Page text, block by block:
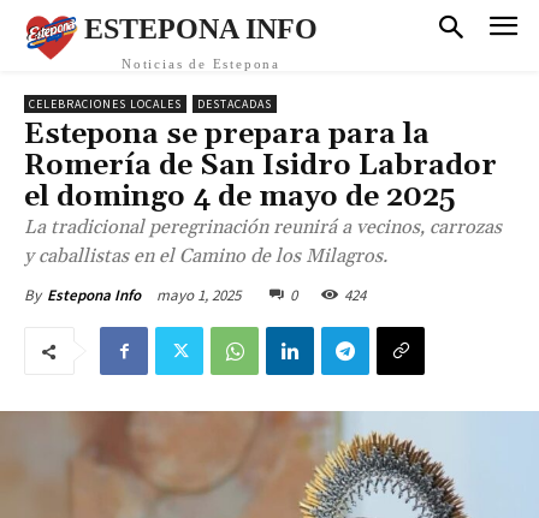
ESTEPONA INFO
Noticias de Estepona
CELEBRACIONES LOCALES DESTACADAS
Estepona se prepara para la
Romería de San Isidro Labrador
el domingo 4 de mayo de 2025
La tradicional peregrinación reunirá a vecinos, carrozas
y caballistas en el Camino de los Milagros.
By Estepona Info mayo 1, 2025 0 424